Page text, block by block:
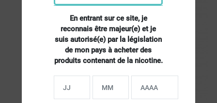
En entrant sur ce site, je
reconnais être majeur(e) et je
suis autorisé(e) par la législation
de mon pays à acheter des
produits contenant de la nicotine.